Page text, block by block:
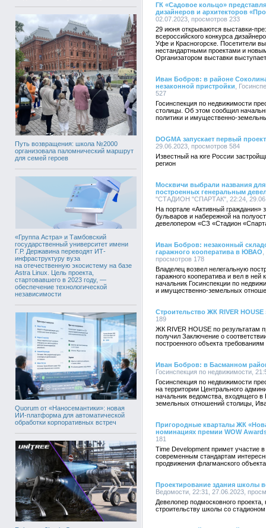
Путь возвращения: школа №2000
организовала паломнический маршрут
для семей героев
«Группа Астра» и Тамбовский
государственный университет имени
Г.Р. Державина переводят ИТ-
инфраструктуру вуза
на отечественную экосистему на базе
Astra Linux. Цель проекта,
стартовавшего в 2023 году, —
обеспечение технологической
независимости
Quorum от «Наносемантики»: новая
ИИ-платформа для автоматической
обработки корпоративных встреч
ГК «Садовое кольцо»
дизайнеров и архитекторов
02.07.2023, просмотров 233
29 июня открываются выставки-
всероссийского конкурса
Уфе и Красногорске. Посетители
нестандартными проектами и
Организатором выставки
Иван Бобров: в районе
незаконной пристройки ,
527
Госинспекция по недвижимости
столицы. Об этом сообщил
политики и имущественно-
DOGMA запускает первый
29.06.2023, просмотров 584
Известный на юге России
регион
Москвичи выбрали названия
построенных генеральным
"СТАДИОН "СПАРТАК", 22:24,
На портале «Активный гражданин»
бульваров и набережной на
девелопером «СЗ «Стадион
Иван Бобров: незаконный
гаражного кооператива в ЮВАО
просмотров 178
Владелец возвел нелегальную
гаражного кооператива и вел в
начальник Госинспекции по
и имущественно-земельных
Строительство ЖК RIVER
189
ЖК RIVER HOUSE по результатам
получил Заключение о
построенного объекта
Иван Бобров: в Басманном
Госинспекция по недвижимости,
Госинспекция по недвижимости
на территории Центрального
начальник ведомства, входящего
земельных отношений столицы,
Пригородные кварталы ЖК
номинациях премии WOW
181
Time Development примет участие
современным стандартам
продвижения флагманского
Проектирование здания школы
Ведомости, 22:31, 27.06.2023,
Девелопер подмосковного
строительству школы со